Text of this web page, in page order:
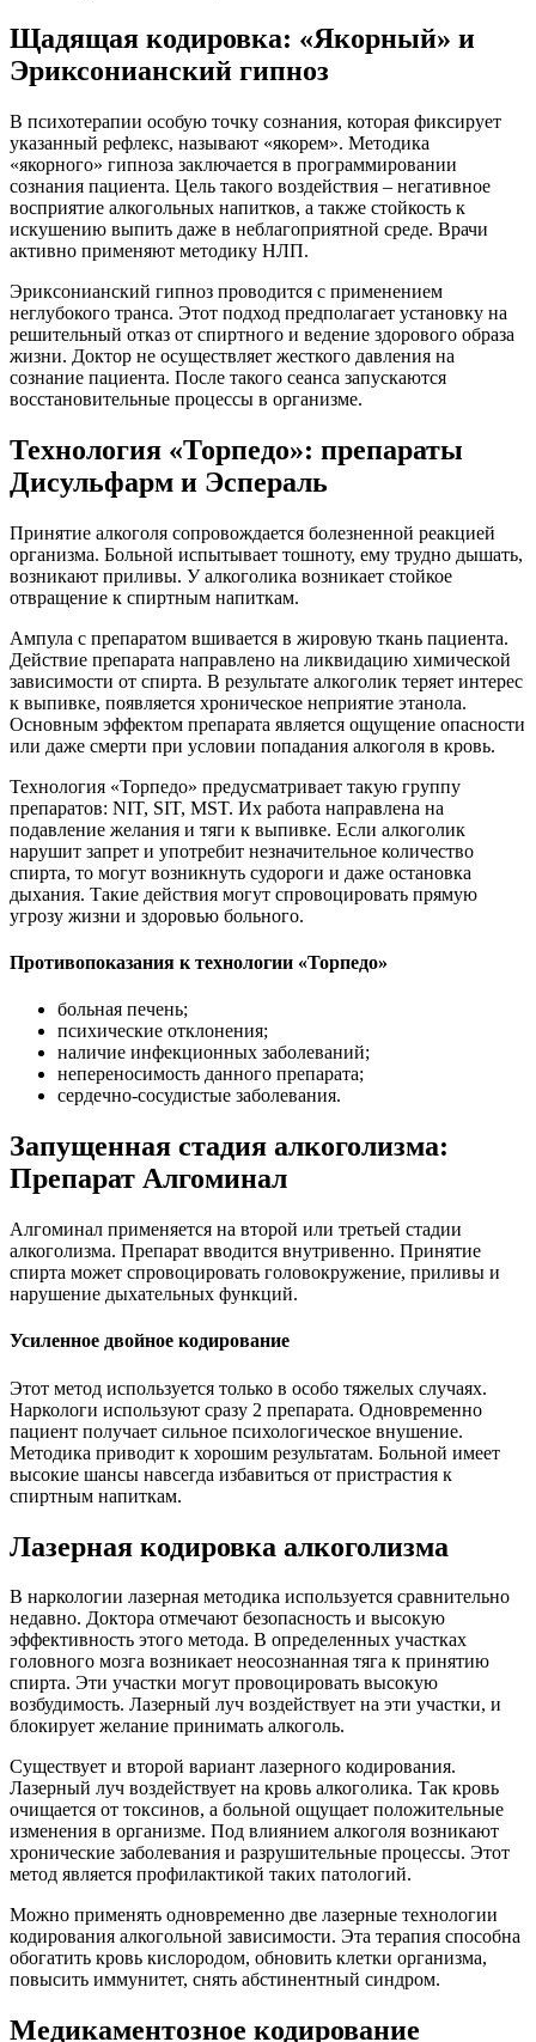
Щадящая кодировка: «Якорный» и
Эриксонианский гипноз
В психотерапии особую точку сознания, которая фиксирует
указанный рефлекс, называют «якорем». Методика
«якорного» гипноза заключается в программировании
сознания пациента. Цель такого воздействия – негативное
восприятие алкогольных напитков, а также стойкость к
искушению выпить даже в неблагоприятной среде. Врачи
активно применяют методику НЛП.
Эриксонианский гипноз проводится с применением
неглубокого транса. Этот подход предполагает установку на
решительный отказ от спиртного и ведение здорового образа
жизни. Доктор не осуществляет жесткого давления на
сознание пациента. После такого сеанса запускаются
восстановительные процессы в организме.
Технология «Торпедо»: препараты
Дисульфарм и Эспераль
Принятие алкоголя сопровождается болезненной реакцией
организма. Больной испытывает тошноту, ему трудно дышать,
возникают приливы. У алкоголика возникает стойкое
отвращение к спиртным напиткам.
Ампула с препаратом вшивается в жировую ткань пациента.
Действие препарата направлено на ликвидацию химической
зависимости от спирта. В результате алкоголик теряет интерес
к выпивке, появляется хроническое неприятие этанола.
Основным эффектом препарата является ощущение опасности
или даже смерти при условии попадания алкоголя в кровь.
Технология «Торпедо» предусматривает такую группу
препаратов: NIT, SIT, MST. Их работа направлена на
подавление желания и тяги к выпивке. Если алкоголик
нарушит запрет и употребит незначительное количество
спирта, то могут возникнуть судороги и даже остановка
дыхания. Такие действия могут спровоцировать прямую
угрозу жизни и здоровью больного.
Противопоказания к технологии «Торпедо»
больная печень;
психические отклонения;
наличие инфекционных заболеваний;
непереносимость данного препарата;
сердечно-сосудистые заболевания.
Запущенная стадия алкоголизма:
Препарат Алгоминал
Алгоминал применяется на второй или третьей стадии
алкоголизма. Препарат вводится внутривенно. Принятие
спирта может спровоцировать головокружение, приливы и
нарушение дыхательных функций.
Усиленное двойное кодирование
Этот метод используется только в особо тяжелых случаях.
Наркологи используют сразу 2 препарата. Одновременно
пациент получает сильное психологическое внушение.
Методика приводит к хорошим результатам. Больной имеет
высокие шансы навсегда избавиться от пристрастия к
спиртным напиткам.
Лазерная кодировка алкоголизма
В наркологии лазерная методика используется сравнительно
недавно. Доктора отмечают безопасность и высокую
эффективность этого метода. В определенных участках
головного мозга возникает неосознанная тяга к принятию
спирта. Эти участки могут провоцировать высокую
возбудимость. Лазерный луч воздействует на эти участки, и
блокирует желание принимать алкоголь.
Существует и второй вариант лазерного кодирования.
Лазерный луч воздействует на кровь алкоголика. Так кровь
очищается от токсинов, а больной ощущает положительные
изменения в организме. Под влиянием алкоголя возникают
хронические заболевания и разрушительные процессы. Этот
метод является профилактикой таких патологий.
Можно применять одновременно две лазерные технологии
кодирования алкогольной зависимости. Эта терапия способна
обогатить кровь кислородом, обновить клетки организма,
повысить иммунитет, снять абстинентный синдром.
Медикаментозное кодирование